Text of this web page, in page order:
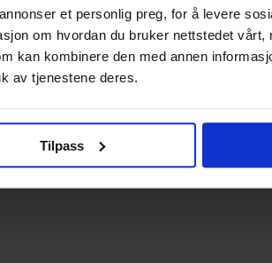
et personlig preg, for å levere
om hvordan du bruker nettstedet vårt,
kan kombinere den med annen
av tjenestene deres.
Tilpass